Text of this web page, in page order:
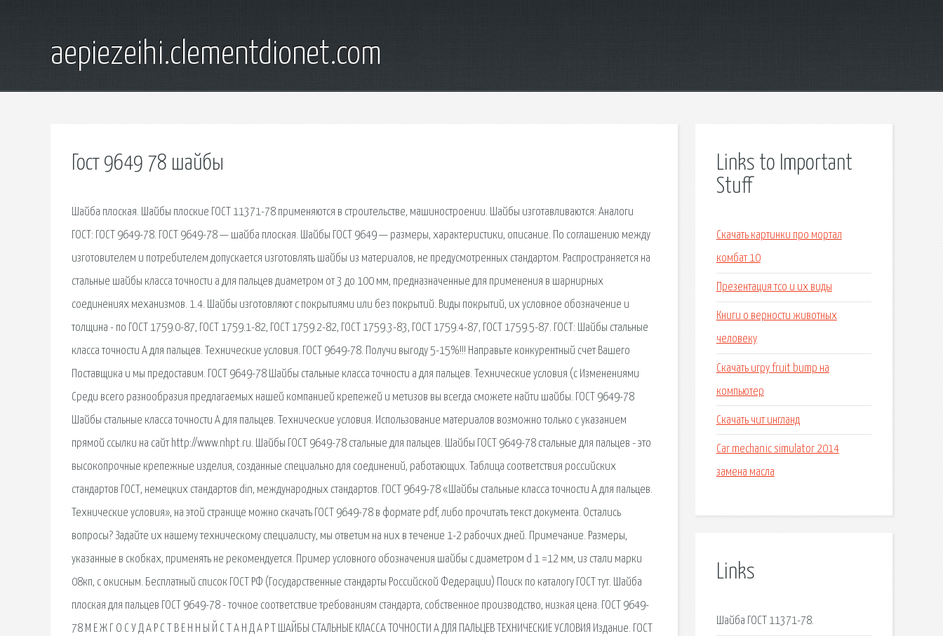
aepiezeihi.clementdionet.com
Гост 9649 78 шайбы
Шайба плоская. Шайбы плоские ГОСТ 11371-78 применяются в строительстве, машиностроении. Шайбы изготавливаются: Аналоги
ГОСТ: ГОСТ 9649-78. ГОСТ 9649-78 — шайба плоская. Шайбы ГОСТ 9649 — размеры, характеристики, описание. По соглашению между
изготовителем и потребителем допускается изготовлять шайбы из материалов, не предусмотренных стандартом. Распространяется на
стальные шайбы класса точности а для пальцев диаметром от 3 до 100 мм, предназначенные для применения в шарнирных
соединениях механизмов. 1.4. Шайбы изготовляют с покрытиями или без покрытий. Виды покрытий, их условное обозначение и
толщина - по ГОСТ 1759.0-87, ГОСТ 1759.1-82, ГОСТ 1759.2-82, ГОСТ 1759.3-83, ГОСТ 1759.4-87, ГОСТ 1759.5-87. ГОСТ: Шайбы стальные
класса точности А для пальцев. Технические условия. ГОСТ 9649-78. Получи выгоду 5-15%!!! Направьте конкурентный счет Вашего
Поставщика и мы предоставим. ГОСТ 9649-78 Шайбы стальные класса точности a для пальцев. Технические условия (с Изменениями
Среди всего разнообразия предлагаемых нашей компанией крепежей и метизов вы всегда сможете найти шайбы. ГОСТ 9649-78
Шайбы стальные класса точности А для пальцев. Технические условия. Использование материалов возможно только с указанием
прямой ссылки на сайт http://www.nhpt.ru. Шайбы ГОСТ 9649-78 стальные для пальцев. Шайбы ГОСТ 9649-78 стальные для пальцев - это
высокопрочные крепежные изделия, созданные специально для соединений, работающих. Таблица соответствия российских
стандартов ГОСТ, немецких стандартов din, международных стандартов. ГОСТ 9649-78 «Шайбы стальные класса точности А для пальцев.
Технические условия», на этой странице можно скачать ГОСТ 9649-78 в формате pdf, либо прочитать текст документа. Остались
вопросы? Задайте их нашему техническому специалисту, мы ответим на них в течение 1-2 рабочих дней. Примечание. Размеры,
указанные в скобках, применять не рекомендуется. Пример условного обозначения шайбы с диаметром d 1 =12 мм, из стали марки
08кп, с окисным. Бесплатный список ГОСТ РФ (Государственные стандарты Российской Федерации) Поиск по каталогу ГОСТ тут. Шайба
плоская для пальцев ГОСТ 9649-78 - точное соответствие требованиям стандарта, собственное производство, низкая цена. ГОСТ 9649-
78 М Е Ж Г О С У Д А Р С Т В Е Н Н Ы Й С Т А Н Д А Р Т ШАЙБЫ СТАЛЬНЫЕ КЛАССА ТОЧНОСТИ А ДЛЯ ПАЛЬЦЕВ ТЕХНИЧЕСКИЕ УСЛОВИЯ Издание. ГОСТ
Links to Important
Stuff
Скачать картинки про мортал
комбат 10
Презентация тсо и их виды
Книги о верности животных
человеку
Скачать игру fruit bump на
компьютер
Скачать чит ингланд
Car mechanic simulator 2014
замена масла
Links
Шайба ГОСТ 11371-78.